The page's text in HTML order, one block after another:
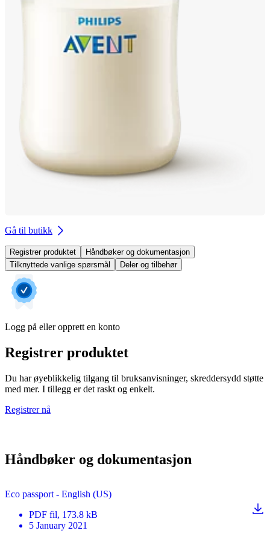
Gå til butikk
Registrer produktet
Håndbøker og dokumentasjon
Tilknyttede vanlige spørsmål
Deler og tilbehør
Logg på eller opprett en konto
Registrer produktet
Du har øyeblikkelig tilgang til bruksanvisninger, skreddersydd støtte
med mer. I tillegg er det raskt og enkelt.
Registrer nå
Håndbøker og dokumentasjon
Eco passport - English (US)
PDF fil, 173.8 kB
5 January 2021